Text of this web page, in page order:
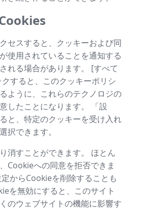
セスすると、クッキーおよび同
使用されていることを通知する
れる場合があります。 [すべて
すると、このクッキーポリシ
ように、これらのテクノロジの
したことになります。 「設
と、特定のクッキーを受け入れ
択できます。
消すことができます。 ほとん
Cookieへの同意を拒否できま
からCookieを削除することも
を無効にすると、このサイト
のウェブサイトの機能に影響す